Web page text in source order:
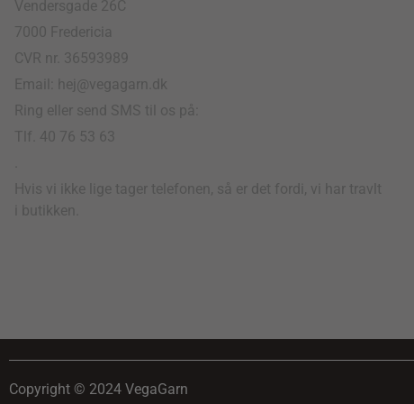
Vendersgade 26C
7000 Fredericia
CVR nr. 36593989
Email: hej@vegagarn.dk
Ring eller send SMS til os på:
Tlf. 40 76 53 63
Hvis vi ikke lige tager telefonen, så er det fordi, vi har travlt
i butikken.
Copyright © 2024 VegaGarn